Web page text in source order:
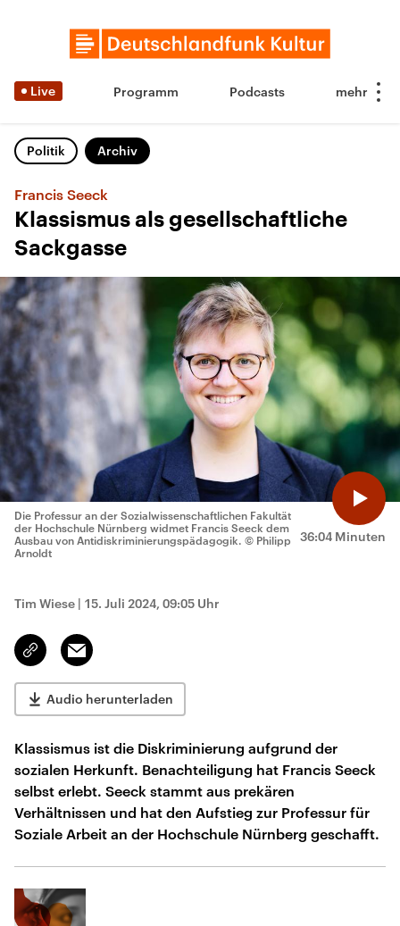
Live Programm Podcasts
Politik Archiv
Francis Seeck
Klassismus als gesellschaftliche
Sackgasse
36:04 Minuten
Die Professur an der Sozialwissenschaftlichen Fakultät
der Hochschule Nürnberg widmet Francis Seeck dem
Ausbau von Antidiskriminierungspädagogik. © Philipp
Arnoldt
Tim Wiese | 15. Juli 2024, 09:05 Uhr
Link
kopieren/teilen
Email
Audio herunterladen
Klassismus ist die Diskriminierung aufgrund der
sozialen Herkunft. Benachteiligung hat Francis Seeck
selbst erlebt. Seeck stammt aus prekären
Verhältnissen und hat den Aufstieg zur Professur für
Soziale Arbeit an der Hochschule Nürnberg geschafft.